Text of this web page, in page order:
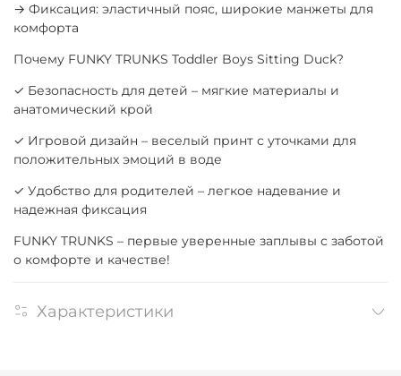
→ Фиксация: эластичный пояс, широкие манжеты для
комфорта
Почему FUNKY TRUNKS Toddler Boys Sitting Duck?
✓ Безопасность для детей – мягкие материалы и
анатомический крой
✓ Игровой дизайн – веселый принт с уточками для
положительных эмоций в воде
✓ Удобство для родителей – легкое надевание и
надежная фиксация
FUNKY TRUNKS – первые уверенные заплывы с заботой
о комфорте и качестве!
Характеристики